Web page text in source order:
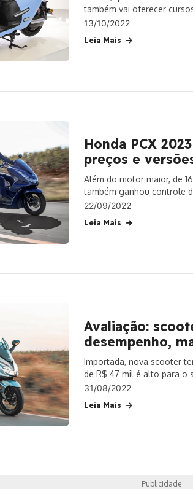
também vai oferecer
100
13/10/2022
Leia Mais
Honda PCX
preços e
Além do motor maior, de
também ganhou controle
22/09/2022
Leia Mais
Avaliação:
desempenho,
Importada, nova scooter
de R$ 47 mil é alto para o
31/08/2022
Leia Mais
Publicidade